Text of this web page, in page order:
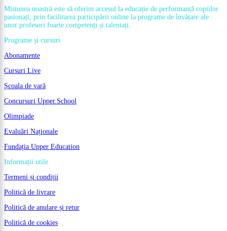
Misiunea noastră este să oferim accesul la educație de performanță copiilor
pasionați, prin facilitarea participării online la programe de învățare ale
unor profesori foarte competenți și talentați.
Programe și cursuri
Abonamente
Cursuri Live
Școala de vară
Concursuri Upper.School
Olimpiade
Evaluări Naționale
Fundația Upper Education
Informații utile
Termeni și condiții
Politică de livrare
Politică de anulare și retur
Politică de cookies